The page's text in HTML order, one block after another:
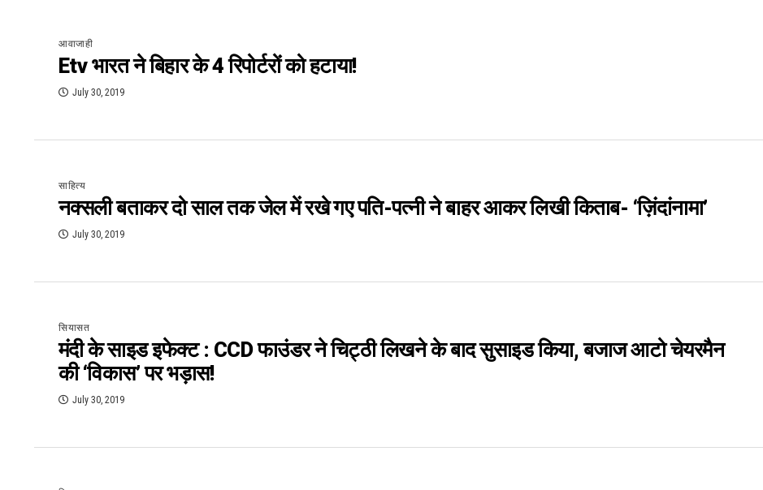
आवाजाही
Etv भारत ने बिहार के 4 रिपोर्टरों को हटाया!
July 30, 2019
साहित्य
नक्सली बताकर दो साल तक जेल में रखे गए पति-पत्नी ने बाहर आकर लिखी किताब- ‘ज़िंदांनामा’
July 30, 2019
सियासत
मंदी के साइड इफेक्ट : CCD फाउंडर ने चिट्ठी लिखने के बाद सुसाइड किया, बजाज आटो चेयरमैन
की ‘विकास’ पर भड़ास!
July 30, 2019